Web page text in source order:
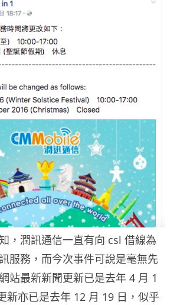
，潤訊通信一直有向 csl 借線為
服務，而今次事件可說是毫無先
站最新新聞更新已是去年 4 月 1
新亦已是去年 12 月 19 日，似乎